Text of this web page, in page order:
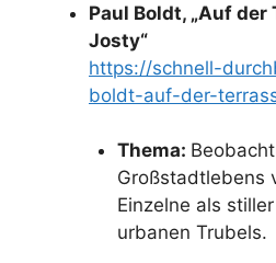
Paul Boldt, „Auf der
Josty“
https://schnell-
boldt-auf-der-
Thema:
Großstadtlebens
Einzelne als
urbanen Trubels.